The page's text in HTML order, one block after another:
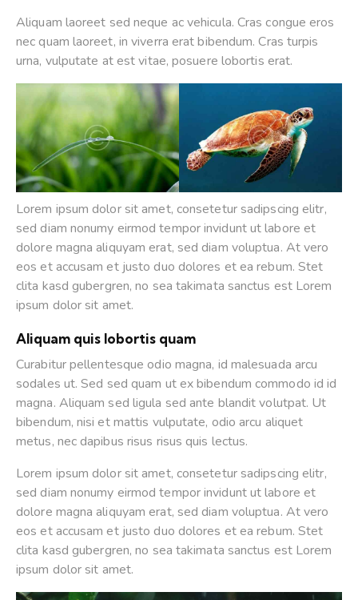
Aliquam laoreet sed neque ac vehicula. Cras congue eros
nec quam laoreet, in viverra erat bibendum. Cras turpis
urna, vulputate at est vitae, posuere lobortis erat.
Lorem ipsum dolor sit amet, consetetur sadipscing elitr,
sed diam nonumy eirmod tempor invidunt ut labore et
dolore magna aliquyam erat, sed diam voluptua. At vero
eos et accusam et justo duo dolores et ea rebum. Stet
clita kasd gubergren, no sea takimata sanctus est Lorem
ipsum dolor sit amet.
Aliquam quis lobortis quam
Curabitur pellentesque odio magna, id malesuada arcu
sodales ut. Sed sed quam ut ex bibendum commodo id id
magna. Aliquam sed ligula sed ante blandit volutpat. Ut
bibendum, nisi et mattis vulputate, odio arcu aliquet
metus, nec dapibus risus risus quis lectus.
Lorem ipsum dolor sit amet, consetetur sadipscing elitr,
sed diam nonumy eirmod tempor invidunt ut labore et
dolore magna aliquyam erat, sed diam voluptua. At vero
eos et accusam et justo duo dolores et ea rebum. Stet
clita kasd gubergren, no sea takimata sanctus est Lorem
ipsum dolor sit amet.